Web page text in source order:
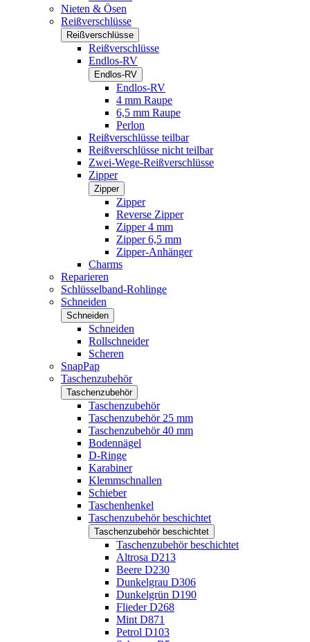
Nieten & Ösen
Reißverschlüsse
Reißverschlüsse
Reißverschlüsse
Endlos-RV
Endlos-RV
Endlos-RV
4 mm Raupe
6,5 mm Raupe
Perlon
Reißverschlüsse teilbar
Reißverschlüsse nicht teilbar
Zwei-Wege-Reißverschlüsse
Zipper
Zipper
Zipper
Reverse Zipper
Zipper 4 mm
Zipper 6,5 mm
Zipper-Anhänger
Charms
Reparieren
Schlüsselband-Rohlinge
Schneiden
Schneiden
Schneiden
Rollschneider
Scheren
SnapPap
Taschenzubehör
Taschenzubehör
Taschenzubehör
Taschenzubehör 25 mm
Taschenzubehör 40 mm
Bodennägel
D-Ringe
Karabiner
Klemmschnallen
Schieber
Taschenhenkel
Taschenzubehör beschichtet
Taschenzubehör beschichtet
Taschenzubehör beschichtet
Altrosa D213
Beere D230
Dunkelgrau D306
Dunkelgrün D190
Flieder D268
Mint D871
Petrol D103